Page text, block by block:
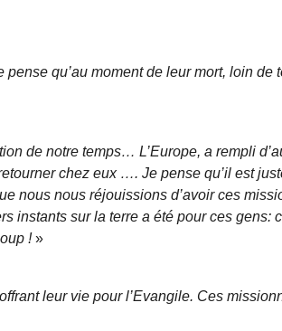
qu’au moment de leur mort, loin de
de notre temps… L’Europe, a rempli
chez eux …. Je pense qu’il est
nous nous réjouissions d’avoir ces
instants sur la terre a été pour ces gens:
!»
leur vie pour l’Evangile. Ces